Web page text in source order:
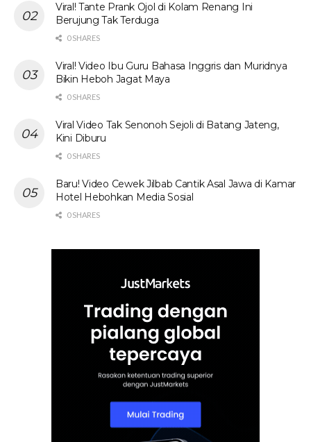
Viral! Tante Prank Ojol di Kolam Renang Ini
Berujung Tak Terduga
0 SHARES
Viral! Video Ibu Guru Bahasa Inggris dan Muridnya
Bikin Heboh Jagat Maya
0 SHARES
Viral Video Tak Senonoh Sejoli di Batang Jateng,
Kini Diburu
0 SHARES
Baru! Video Cewek Jilbab Cantik Asal Jawa di Kamar
Hotel Hebohkan Media Sosial
0 SHARES